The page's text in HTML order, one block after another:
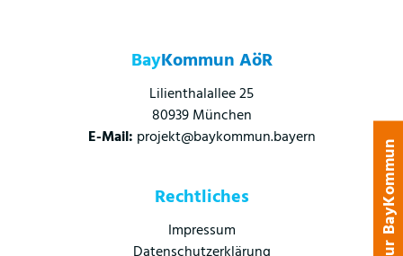
BayKommun AöR
Lilienthalallee 25
80939 München
E-Mail: projekt@baykommun.bayern
Rechtliches
Impressum
zur BayKommun